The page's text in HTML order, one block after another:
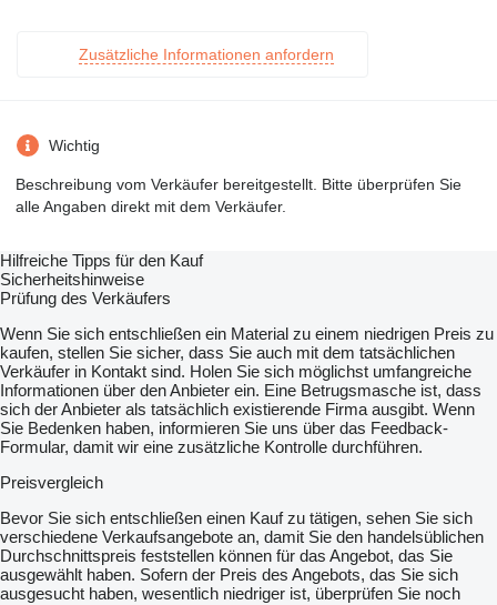
Zusätzliche Informationen anfordern
Wichtig
Beschreibung vom Verkäufer bereitgestellt. Bitte überprüfen Sie
alle Angaben direkt mit dem Verkäufer.
Hilfreiche Tipps für den Kauf
Sicherheitshinweise
Prüfung des Verkäufers
Wenn Sie sich entschließen ein Material zu einem niedrigen Preis zu
kaufen, stellen Sie sicher, dass Sie auch mit dem tatsächlichen
Verkäufer in Kontakt sind. Holen Sie sich möglichst umfangreiche
Informationen über den Anbieter ein. Eine Betrugsmasche ist, dass
sich der Anbieter als tatsächlich existierende Firma ausgibt. Wenn
Sie Bedenken haben, informieren Sie uns über das Feedback-
Formular, damit wir eine zusätzliche Kontrolle durchführen.
Preisvergleich
Bevor Sie sich entschließen einen Kauf zu tätigen, sehen Sie sich
verschiedene Verkaufsangebote an, damit Sie den handelsüblichen
Durchschnittspreis feststellen können für das Angebot, das Sie
ausgewählt haben. Sofern der Preis des Angebots, das Sie sich
ausgesucht haben, wesentlich niedriger ist, überprüfen Sie noch